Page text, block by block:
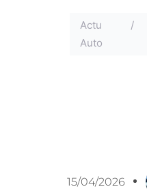
Actu
Auto
/
15/04/2026